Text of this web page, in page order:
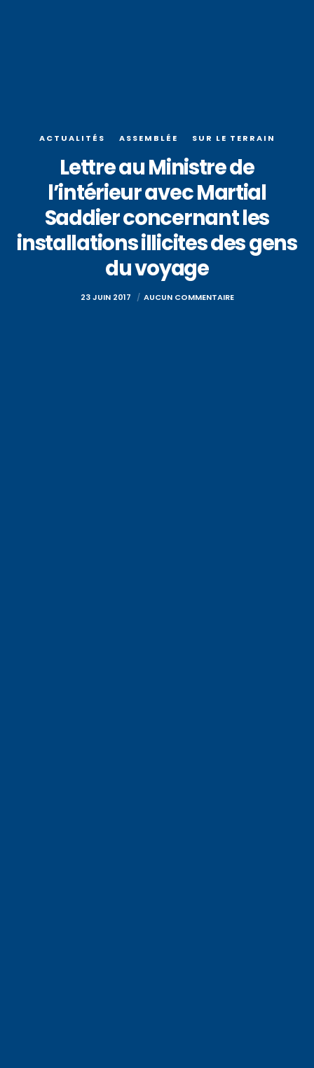
ACTUALITÉS ASSEMBLÉE SUR LE TERRAIN
Lettre au Ministre de
l’intérieur avec Martial
Saddier concernant les
installations illicites des gens
du voyage
23 JUIN 2017 AUCUN COMMENTAIRE